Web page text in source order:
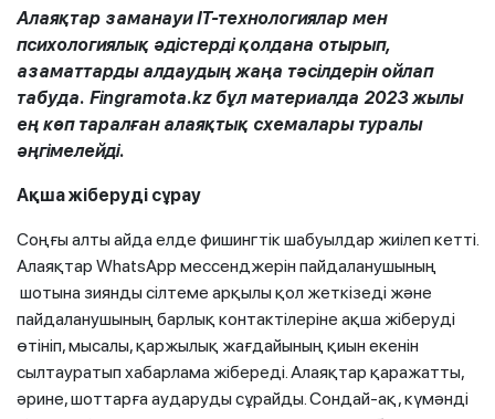
Алаяқтар заманауи IT-технологиялар мен
психологиялық әдістерді қолдана отырып,
азаматтарды алдаудың жаңа тәсілдерін ойлап
табуда. Fingramota.kz бұл материалда 2023 жылы
ең көп таралған алаяқтық схемалары туралы
әңгімелейді.
Ақша жіберуді сұрау
Соңғы алты айда елде фишингтік шабуылдар жиілеп кетті.
Алаяқтар WhatsApp мессенджерін пайдаланушының
шотына зиянды сілтеме арқылы қол жеткізеді және
пайдаланушының барлық контактілеріне ақша жіберуді
өтініп, мысалы, қаржылық жағдайының қиын екенін
сылтауратып хабарлама жібереді. Алаяқтар қаражатты,
әрине, шоттарға аударуды сұрайды. Сондай-ақ, күмәнді